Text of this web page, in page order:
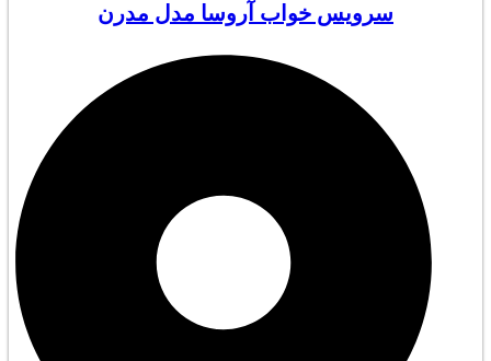
سرویس خواب آروسا مدل مدرن